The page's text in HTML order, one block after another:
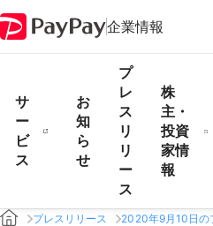
企業情報
サ
ー
ビ
ス
お
知
ら
せ
プ
レ
ス
リ
リ
ー
ス
株
主・
投資
家情
報
プレスリリース
2020年9月10日の